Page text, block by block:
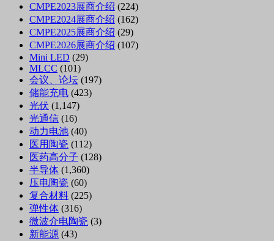
CMPE2023展商介绍 (224)
CMPE2024展商介绍 (162)
CMPE2025展商介绍 (29)
CMPE2026展商介绍 (107)
Mini LED (29)
MLCC (101)
会议、论坛 (197)
储能充电 (423)
光伏 (1,147)
光通信 (16)
动力电池 (40)
医用陶瓷 (112)
医药高分子 (128)
半导体 (1,360)
压电陶瓷 (60)
复合材料 (225)
弹性体 (316)
微波介电陶瓷 (3)
新能源 (43)